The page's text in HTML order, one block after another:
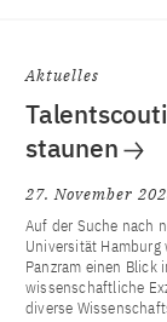
Aktuelles
staunen
27. November
Auf der Suche nach
Universität
Panzram einen
wissenschaftliche
diverse